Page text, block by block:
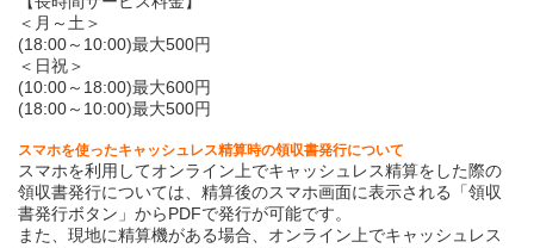
＜月～土＞
(18:00～10:00)最大500円
＜日祝＞
(10:00～18:00)最大600円
(18:00～10:00)最大500円
スマホを使ったキャッシュレス精算時の領収書発行について
スマホを利用してオンライン上でキャッシュレス精算をした際の
領収書発行については、精算後のスマホ画面に表示される「領収
書発行ボタン」からPDFで発行が可能です。
また、現地に精算機がある場合、オンライン上でキャッシュレス